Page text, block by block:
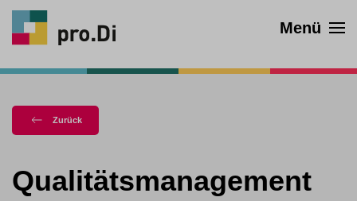
Menü
Zurück
Qualitätsmanagement